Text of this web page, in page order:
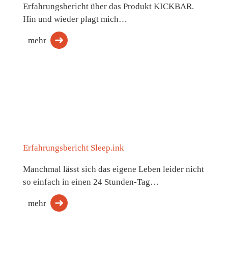
Erfahrungsbericht über das Produkt KICKBAR.
Hin und wieder plagt mich…
mehr
Erfahrungsbericht Sleep.ink
Manchmal lässt sich das eigene Leben leider nicht
so einfach in einen 24 Stunden-Tag…
mehr